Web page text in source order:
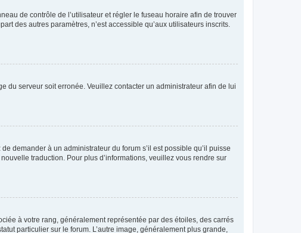
de contrôle de l’utilisateur et régler le fuseau horaire afin de trouver
des autres paramètres, n’est accessible qu’aux utilisateurs inscrits.
du serveur soit erronée. Veuillez contacter un administrateur afin de lui
demander à un administrateur du forum s’il est possible qu’il puisse
traduction. Pour plus d’informations, veuillez vous rendre sur
à votre rang, généralement représentée par des étoiles, des carrés
particulier sur le forum. L’autre image, généralement plus grande,